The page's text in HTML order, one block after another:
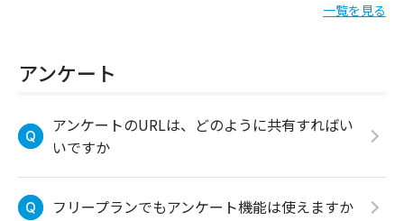
一覧を見る
アンケート
アンケートのURLは、どのように共有すればい
いですか
フリープランでもアンケート機能は使えますか